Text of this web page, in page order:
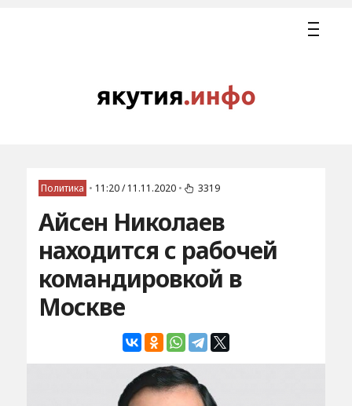
Политика • 11:20 / 11.11.2020 • 3319
Айсен Николаев
находится с рабочей
командировкой в
Москве